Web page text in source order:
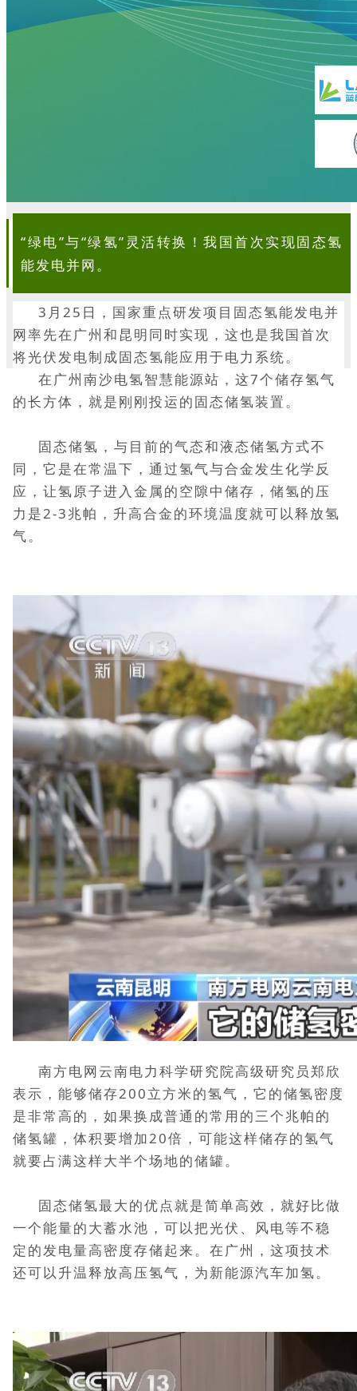
“绿电”与“绿氢”灵活转换！我国首次实现固态氢
能发电并网。
3月25日，国家重点研发项目固态氢能发电并
网率先在广州和昆明同时实现，这也是我国首次
将光伏发电制成固态氢能应用于电力系统。
在广州南沙电氢智慧能源站，这7个储存氢气
的长方体，就是刚刚投运的固态储氢装置。
固态储氢，与目前的气态和液态储氢方式不
同，它是在常温下，通过氢气与合金发生化学反
应，让氢原子进入金属的空隙中储存，储氢的压
力是2-3兆帕，升高合金的环境温度就可以释放氢
气。
南方电网云南电力科学研究院高级研究员郑欣
表示，能够储存200立方米的氢气，它的储氢密度
是非常高的，如果换成普通的常用的三个兆帕的
储氢罐，体积要增加20倍，可能这样储存的氢气
就要占满这样大半个场地的储罐。
固态储氢最大的优点就是简单高效，就好比做
一个能量的大蓄水池，可以把光伏、风电等不稳
定的发电量高密度存储起来。在广州，这项技术
还可以升温释放高压氢气，为新能源汽车加氢。